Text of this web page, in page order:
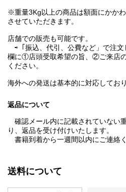
※重量3Kg以上の商品は額面にかか
させていただきます。
店舗での販売も可能です。
⇨「振込、代引、公費など」で注文
欄に①店頭受取希望の旨、②ご来店
ください。
海外への発送は基本的に対応してお
返品について
確認メール内に記載されていない
り、返品を受け付けいたします。
書籍到着から一週間以内にご連絡く
送料について